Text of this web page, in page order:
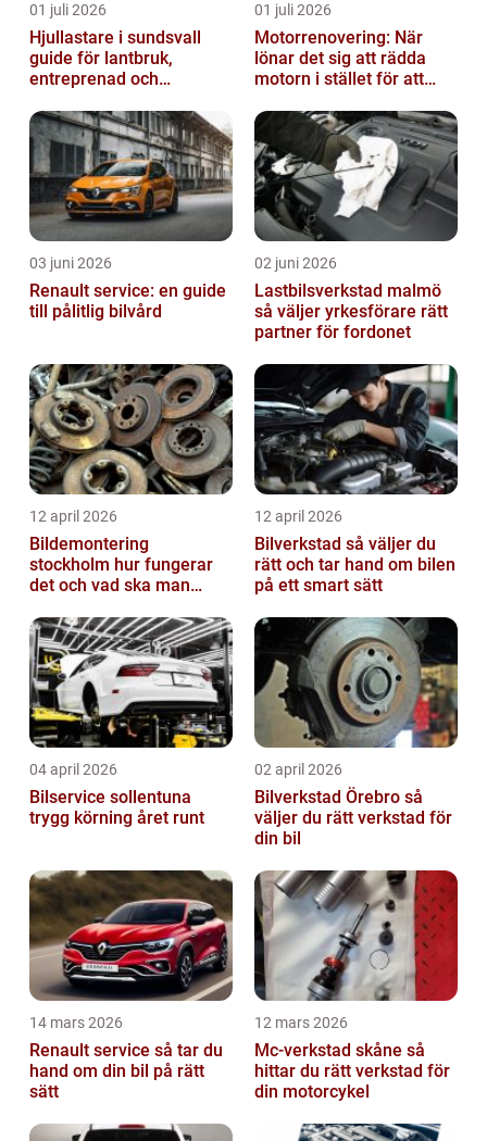
01 juli 2026
Hjullastare i sundsvall
guide för lantbruk,
entreprenad och
01 juli 2026
Motorrenovering: När
lönar det sig att rädda
motorn i stället för att
03 juni 2026
Renault service: en guide
till pålitlig bilvård
02 juni 2026
Lastbilsverkstad malmö
så väljer yrkesförare rätt
partner för fordonet
12 april 2026
Bildemontering
stockholm hur fungerar
det och vad ska man
12 april 2026
Bilverkstad så väljer du
rätt och tar hand om bilen
på ett smart sätt
04 april 2026
Bilservice sollentuna
trygg körning året runt
02 april 2026
Bilverkstad Örebro så
väljer du rätt verkstad för
din bil
14 mars 2026
Renault service så tar du
hand om din bil på rätt
sätt
12 mars 2026
Mc-verkstad skåne så
hittar du rätt verkstad för
din motorcykel